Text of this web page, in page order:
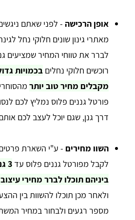
אופן הרכישה - לפני שאתם
מאתרי גינון שונים חלוקי נחל
לברר את טווחי המחיר שמציעים
רוכשים חלוקי נחלים בכמויות
מקבלים מחיר טוב יותר
פורטל גננים פלוס נמליץ לכם
דרך גנן, שגם יוכל לעצב לכם
השוו מחירים - ע"י השארת
לקבל מפורטל גננים פלוס עד
ביניהם תוכלו לברר מחירי
ולאחר מכן תוכלו להשוות בין
מספר רגעים ולבחור במחיר